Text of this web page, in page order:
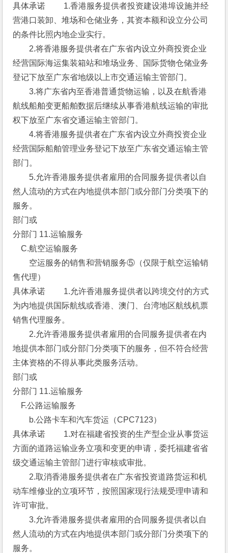
具体承诺 　　1.香港服务提供者投资建设港埠设施并经
营港口装卸、堆场和仓储业务，其资本额和设立分公司
的条件比照内地企业实行。
2.将香港服务提供者在广东省内设立外商投资企业
经营国际海运集装箱站和堆场业务、国际货物仓储业务
登记下放至广东省地级以上市交通运输主管部门。
3.将广东省内至香港普通货物运输，以及在航香港
航线船舶变更船舶数据后继续从事香港航线运输的审批
权下放至广东省交通运输主管部门。
4.将香港服务提供者在广东省内设立外商投资企业
经营国际船舶管理业务登记下放至广东省交通运输主管
部门。
5.允许香港服务提供者雇用的合同服务提供者以自
然人流动的方式在内地提供本部门或分部门分类项下的
服务。
部门或
分部门 11.运输服务
C.航空运输服务
空运服务的销售和营销服务⑤（仅限于航空运输销
售代理）
具体承诺 　　1.允许香港服务提供者以跨境交付的方式
为内地提供国际航线或香港、澳门、台湾地区航线机票
销售代理服务。
2.允许香港服务提供者雇用的合同服务提供者在内
地提供本部门或分部门分类项下的服务，但不符合经营
主体资格的不得从事此类服务活动。
部门或
分部门 11.运输服务
F.公路运输服务
b.公路卡车和汽车货运（CPC7123）
具体承诺 　　1.对在福建省投资的生产型企业从事货运
方面的道路运输业务立项和变更的申请，委托福建省省
级交通运输主管部门进行审核或审批。
2.取消香港服务提供者在广东省投资道路货运和机
动车维修业的立项环节，按照国家现行法规受理申请和
许可审批。
3.允许香港服务提供者雇用的合同服务提供者以自
然人流动的方式在内地提供本部门或分部门分类项下的
服务。